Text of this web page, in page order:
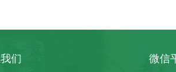
们 微信